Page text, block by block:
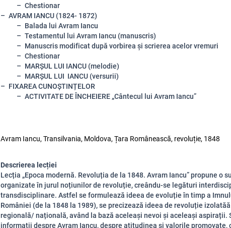
Chestionar
AVRAM IANCU (1824- 1872)
Balada lui Avram Iancu
Testamentul lui Avram Iancu (manuscris)
Manuscris modificat după vorbirea și scrierea acelor vremuri
Chestionar
MARȘUL LUI IANCU (melodie)
MARȘUL LUI IANCU (versurii)
FIXAREA CUNOȘTINȚELOR
ACTIVITATE DE ÎNCHEIERE „Cântecul lui Avram Iancu”
Avram Iancu, Transilvania, Moldova, Țara Românească, revoluție, 1848
Descrierea lecției
Lecția „Epoca modernă. Revoluția de la 1848. Avram Iancu” propune o
organizate în jurul noțiunilor de revoluție, creându-se legături
transdisciplinare. Astfel se formulează ideea de evoluție în timp a
României (de la 1848 la 1989), se precizează ideea de revoluție
regională/ națională, având la bază aceleași nevoi și aceleași aspirații.
informații despre Avram Iancu, despre atitudinea și valorile promovate,